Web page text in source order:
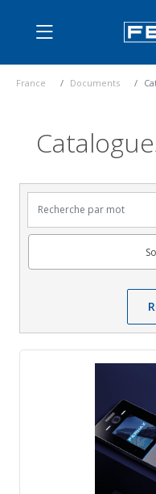
France Documents
Recherche par mot